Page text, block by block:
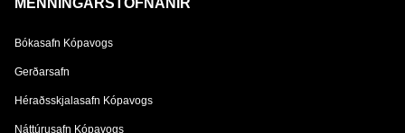
Bókasafn Kópavogs
Gerðarsafn
Héraðsskjalasafn Kópavogs
Náttúrusafn Kópavogs